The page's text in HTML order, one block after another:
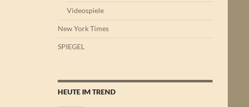
Videospiele
New York Times
SPIEGEL
HEUTE IM TREND